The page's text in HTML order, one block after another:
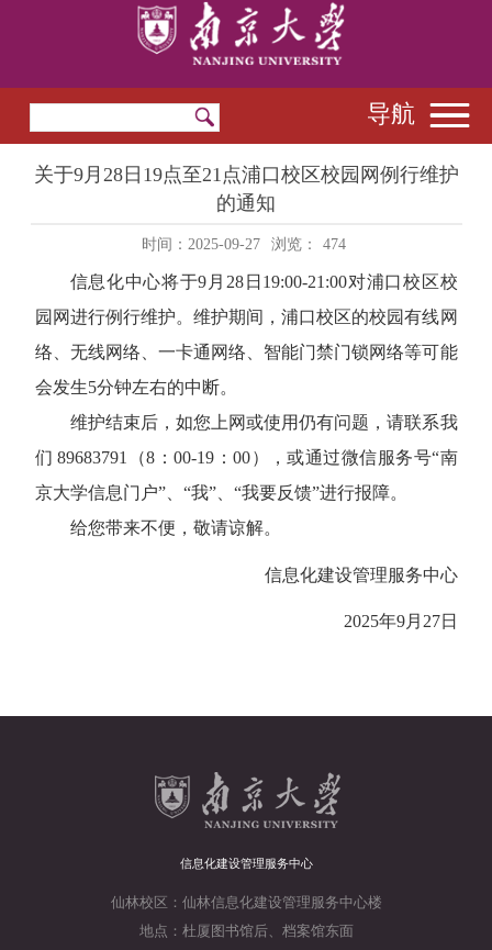
导航
关于9月28日19点至21点浦口校区校园网例行维护
的通知
时间：2025-09-27 浏览： 474
信息化中心将于9 月 28日 19:00-21:00对浦口校区校
园网进行例行维护。维护期间，浦口校区的校园有线网
络、无线网络、一卡通网络、智能门禁门锁网络等可能
会发生5分钟左右的中断。
维护结束后， 如您上网或使用仍有问题，请联系我
们89683791 （8 ：00-19 ：00），或通过微信服务号“南
京大学信息门户”、“我”、“我要反馈”进行报障。
给您带来不便，敬请谅解。
信息化建设管理服务中心
2025年9月 27日
信息化建设管理服务中心
仙林校区：仙林信息化建设管理服务中心楼
地点：杜厦图书馆后、档案馆东面